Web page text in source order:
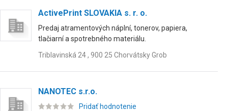
ActivePrint SLOVAKIA s. r. o.
Predaj atramentových náplní, tonerov, papiera,
tlačiarní a spotrebného materiálu.
Triblavinská 24 , 900 25 Chorvátsky Grob
NANOTEC s.r.o.
Pridať hodnotenie